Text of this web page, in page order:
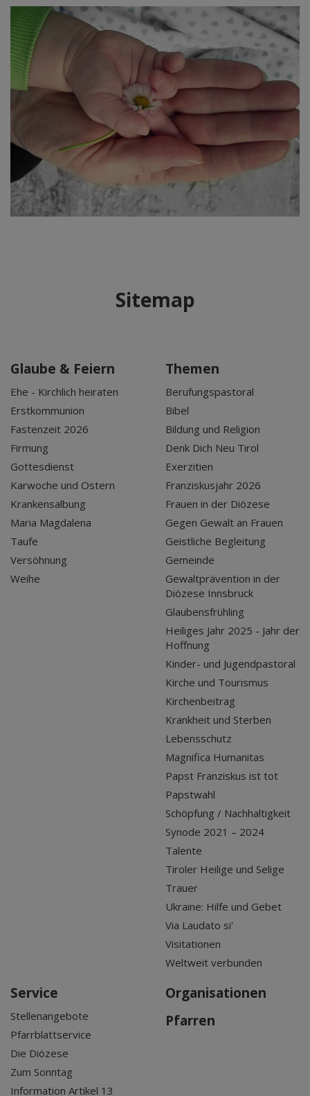
Sitemap
Glaube & Feiern
Ehe - Kirchlich heiraten
Erstkommunion
Fastenzeit 2026
Firmung
Gottesdienst
Karwoche und Ostern
Krankensalbung
Maria Magdalena
Taufe
Versöhnung
Weihe
Themen
Berufungspastoral
Bibel
Bildung und Religion
Denk Dich Neu Tirol
Exerzitien
Franziskusjahr 2026
Frauen in der Diözese
Gegen Gewalt an Frauen
Geistliche Begleitung
Gemeinde
Gewaltprävention in der
Diözese Innsbruck
Glaubensfrühling
Heiliges Jahr 2025 - Jahr der
Hoffnung
Kinder- und Jugendpastoral
Kirche und Tourismus
Kirchenbeitrag
Krankheit und Sterben
Lebensschutz
Magnifica Humanitas
Papst Franziskus ist tot
Papstwahl
Schöpfung / Nachhaltigkeit
Synode 2021 – 2024
Talente
Tiroler Heilige und Selige
Trauer
Ukraine: Hilfe und Gebet
Via Laudato si'
Visitationen
Weltweit verbunden
Service
Stellenangebote
Pfarrblattservice
Die Diözese
Zum Sonntag
Information Artikel 13
Organisationen
Pfarren